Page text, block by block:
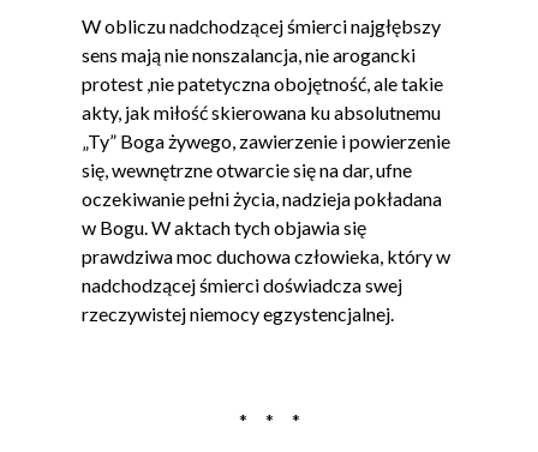
W obliczu nadchodzącej śmierci najgłębszy
sens mają nie nonszalancja, nie arogancki
protest ,nie patetyczna obojętność, ale takie
akty, jak miłość skierowana ku absolutnemu
„Ty” Boga żywego, zawierzenie i powierzenie
się, wewnętrzne otwarcie się na dar, ufne
oczekiwanie pełni życia, nadzieja pokładana
w Bogu. W aktach tych objawia się
prawdziwa moc duchowa człowieka, który w
nadchodzącej śmierci doświadcza swej
rzeczywistej niemocy egzystencjalnej.
* * *